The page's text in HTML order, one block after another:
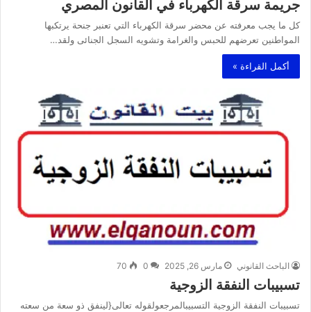
جريمة سرقة الكهرباء في القانون المصري
كل ما يجب معرفته عن محضر سرقة الكهرباء التي تعنبر جنحة يرتكبها
المواطنين تعرضهم للحبس والغرامة وتشويه السجل الجنائى ولقد…
أكمل القراءة »
الباحث القانوني مارس 26, 2025 0
70
تسبيبات النفقة الزوجية
تسبيبات النفقة الزوجية التسبيبالمرجعولقوله تعالى{لينفق ذو سعة من سعته